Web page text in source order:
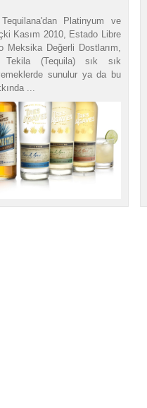
Platinyum ve
Kasım 2010, Estado Libre
Meksika Değerli Dostlarım,
Tekila (Tequila) sık sık
sunulur ya da bu
...